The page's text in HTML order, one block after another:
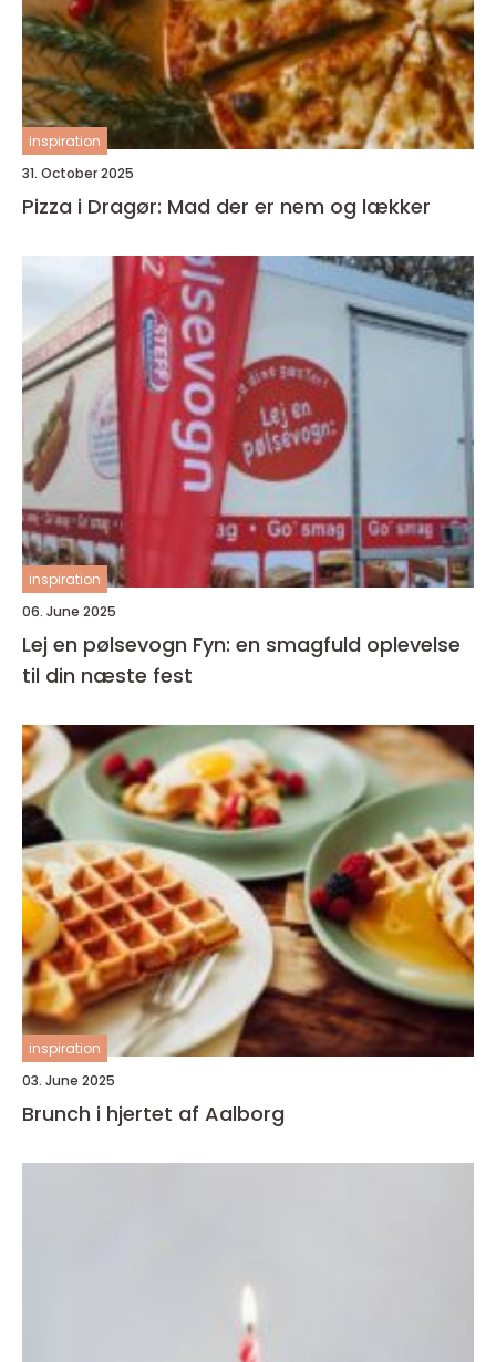
inspiration
31. October 2025
Pizza i Dragør: Mad der er nem og lækker
inspiration
06. June 2025
Lej en pølsevogn Fyn: en smagfuld oplevelse
til din næste fest
inspiration
03. June 2025
Brunch i hjertet af Aalborg